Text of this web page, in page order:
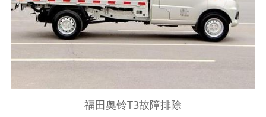
福田奥铃T3故障排除